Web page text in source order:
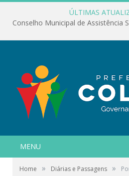
ÚLTIMAS
MENU
Home » Diárias e Passagens »